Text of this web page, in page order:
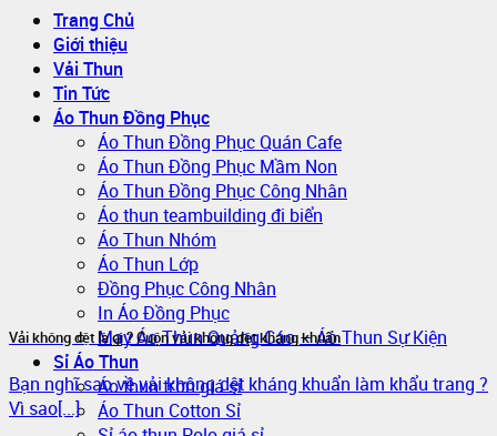
Trang Chủ
Giới thiệu
Vải Thun
Tin Tức
Áo Thun Đồng Phục
Áo Thun Đồng Phục Quán Cafe
Áo Thun Đồng Phục Mầm Non
Áo Thun Đồng Phục Công Nhân
Áo thun teambuilding đi biển
Áo Thun Nhóm
Áo Thun Lớp
Đồng Phục Công Nhân
In Áo Đồng Phục
May Áo Thun Quảng Cáo – Áo Thun Sự Kiện
Sỉ Áo Thun
Áo thun trơn giá sỉ
Áo Thun Cotton Sỉ
Vải không dệt là gì ? Cuộn vải không dệt kháng khuẩn
Bạn nghĩ sao về vải không dệt kháng khuẩn làm khẩu trang ?
Vì sao[...]